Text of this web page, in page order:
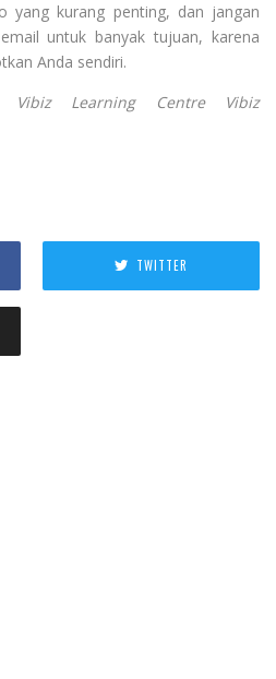
yang kurang penting, dan jangan
untuk banyak tujuan, karena
Anda sendiri.
Vibiz Learning Centre Vibiz
TWITTER